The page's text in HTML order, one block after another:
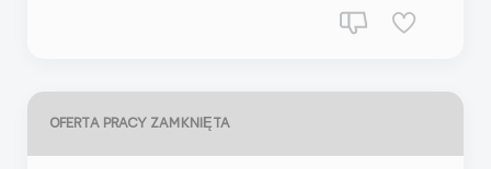
OFERTA PRACY ZAMKNIĘTA